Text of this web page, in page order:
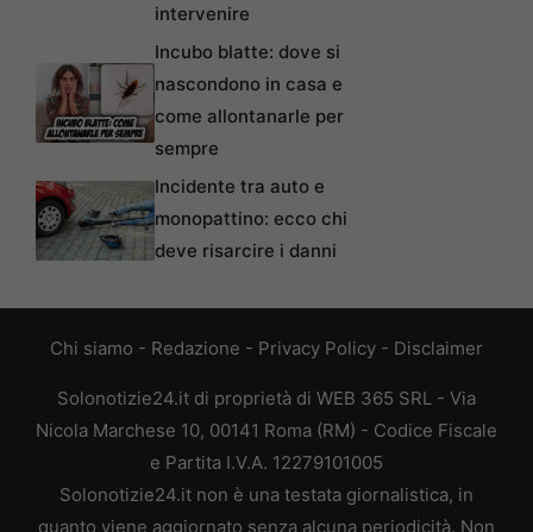
intervenire
Incubo blatte: dove si
nascondono in casa e
come allontanarle per
sempre
Incidente tra auto e
monopattino: ecco chi
deve risarcire i danni
Chi siamo - Redazione - Privacy Policy - Disclaimer
Solonotizie24.it di proprietà di WEB 365 SRL - Via
Nicola Marchese 10, 00141 Roma (RM) - Codice Fiscale
e Partita I.V.A. 12279101005
Solonotizie24.it non è una testata giornalistica, in
quanto viene aggiornato senza alcuna periodicità. Non